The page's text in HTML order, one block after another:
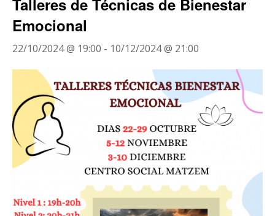
Emocional
22/10/2024 @ 19:00 - 10/12/2024 @ 21:00